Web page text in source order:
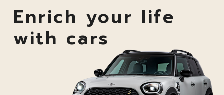
Enrich your life
with cars